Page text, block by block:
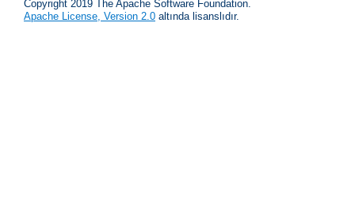
Copyright 2019 The Apache Software Foundation.
Apache License, Version 2.0 altında lisanslıdır.